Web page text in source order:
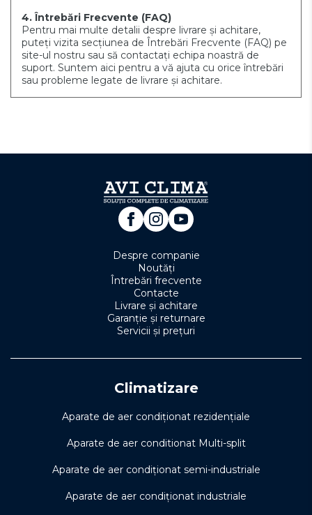
4. Întrebări Frecvente (FAQ)
Pentru mai multe detalii despre livrare și achitare,
puteți vizita secțiunea de Întrebări Frecvente (FAQ) pe
site-ul nostru sau să contactați echipa noastră de
suport. Suntem aici pentru a vă ajuta cu orice întrebări
sau probleme legate de livrare și achitare.
Despre companie
Noutăți
Întrebări frecvente
Contacte
Livrare și achitare
Garanție și returnare
Servicii și prețuri
Climatizare
Aparate de aer condiționat rezidențiale
Aparate de aer conditionat Multi-split
Aparate de aer condiționat semi-industriale
Aparate de aer condiționat industriale